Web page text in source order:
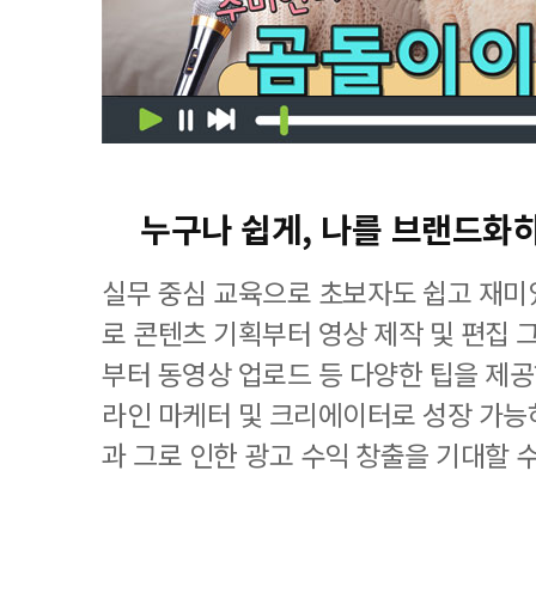
누구나 쉽게, 나를 브랜드화
실무 중심 교육으로 초보자도 쉽고 재
로 콘텐츠 기획부터 영상 제작 및 편집
부터 동영상 업로드 등 다양한 팁을 제
라인 마케터 및 크리에이터로 성장 가
과 그로 인한 광고 수익 창출을 기대할